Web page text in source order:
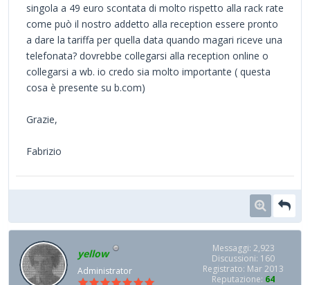
singola a 49 euro scontata di molto rispetto alla rack rate
come può il nostro addetto alla reception essere pronto
a dare la tariffa per quella data quando magari riceve una
telefonata? dovrebbe collegarsi alla reception online o
collegarsi a wb. io credo sia molto importante ( questa
cosa è presente su b.com)
Grazie,
Fabrizio
yellow
Administrator
Messaggi: 2,923
Discussioni: 160
Registrato: Mar 2013
Reputazione: 64